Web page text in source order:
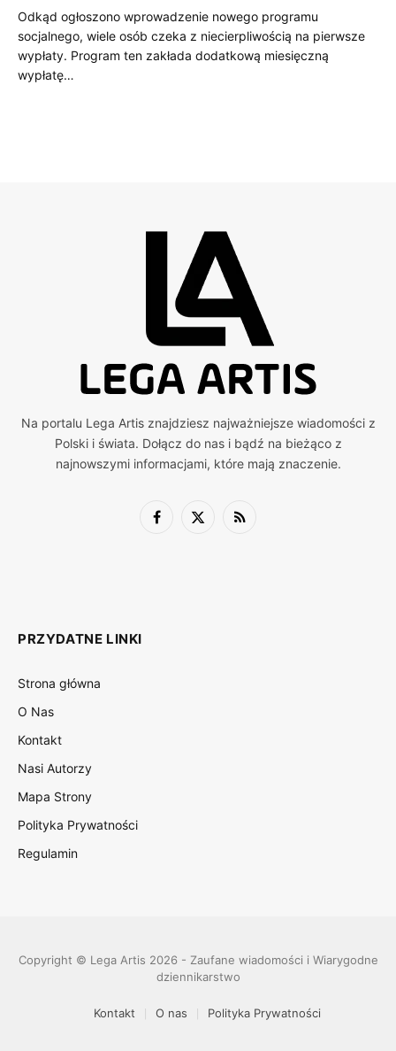
Odkąd ogłoszono wprowadzenie nowego programu
socjalnego, wiele osób czeka z niecierpliwością na pierwsze
wypłaty. Program ten zakłada dodatkową miesięczną
wypłatę…
Na portalu Lega Artis znajdziesz najważniejsze wiadomości z
Polski i świata. Dołącz do nas i bądź na bieżąco z
najnowszymi informacjami, które mają znaczenie.
Facebook
X
RSS
PRZYDATNE LINKI
Strona główna
O Nas
Kontakt
Nasi Autorzy
Mapa Strony
Polityka Prywatności
Regulamin
Copyright © Lega Artis 2026 - Zaufane wiadomości i Wiarygodne
dziennikarstwo
Kontakt O nas Polityka Prywatności